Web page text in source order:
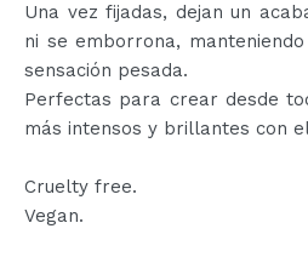
Una vez fijadas, dejan un
ni se emborrona,
sensación pesada.
Perfectas para crear desde
más intensos y brillantes con
Cruelty free.
Vegan.